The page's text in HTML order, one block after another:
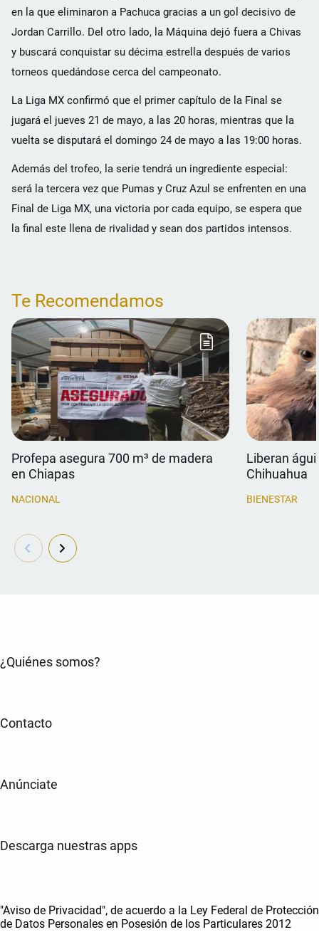
en la que eliminaron a Pachuca gracias a un gol decisivo de
Jordan Carrillo. Del otro lado, la Máquina dejó fuera a Chivas
y buscará conquistar su décima estrella después de varios
torneos quedándose cerca del campeonato.
La Liga MX confirmó que el primer capítulo de la Final se
jugará el jueves 21 de mayo, a las 20 horas, mientras que la
vuelta se disputará el domingo 24 de mayo a las 19:00 horas.
Además del trofeo, la serie tendrá un ingrediente especial:
será la tercera vez que Pumas y Cruz Azul se enfrenten en una
Final de Liga MX, una victoria por cada equipo, se espera que
la final este llena de rivalidad y sean dos partidos intensos.
Te Recomendamos
Profepa asegura 700 m³ de madera
en Chiapas
NACIONAL
Liberan
Chihuahua
BIENESTAR
¿Quiénes somos?
Contacto
Anúnciate
Descarga nuestras apps
"Aviso de Privacidad", de acuerdo a la Ley Federal de Protección
de Datos Personales en Posesión de los Particulares 2012